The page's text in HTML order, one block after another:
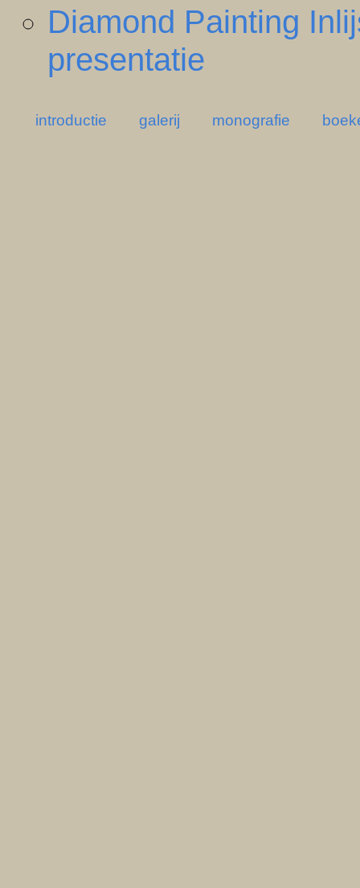
Diamond Painting
presentatie
introductie galerij monografie